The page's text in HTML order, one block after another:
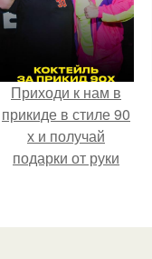
Приходи к нам в
прикиде в стиле 90
х и получай
подарки от руки